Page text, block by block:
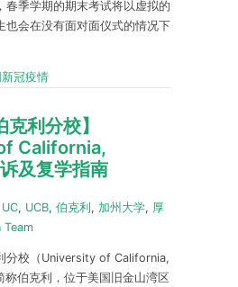
春季学期的期末考试将以虚拟的
也会在没有面对面仪式的情况下
冠疫情
克利分校】
California,
及复学指南
UC, UCB, 伯克利, 加州大学, 厚
Team
分校（University of California,
称伯克利，位于美国旧金山湾区